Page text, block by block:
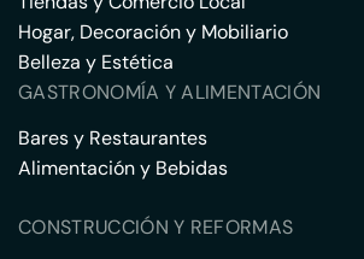
Hogar, Decoración y Mobiliario
Belleza y Estética
GASTRONOMÍA Y ALIMENTACIÓN
Bares y Restaurantes
Alimentación y Bebidas
CONSTRUCCIÓN Y REFORMAS